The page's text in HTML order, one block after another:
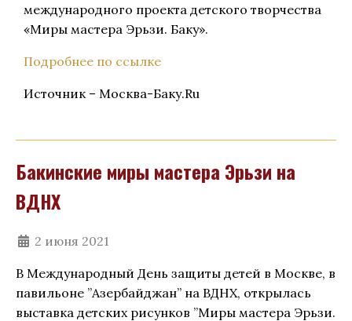
международного проекта детского творчества
«Миры мастера Эрьзи. Баку».
Подробнее по ссылке
Источник – Москва-Баку.Ru
Бакинские миры мастера Эрьзи на
ВДНХ
2 июня 2021
В Международный День защиты детей в Москве, в
павильоне ”Азербайджан” на ВДНХ, открылась
выставка детских рисунков ”Миры мастера Эрьзи.